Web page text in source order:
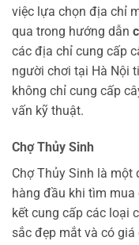
việc lựa chọn địa chỉ
qua trong hướng dẫn
các địa chỉ cung cấp
người chơi tại Hà Nội
không chỉ cung cấp
vấn kỹ thuật.
Chợ Thủy Sinh
Chợ Thủy Sinh là
hàng đầu khi tìm mua
kết cung cấp các loại
sắc đẹp mắt và có